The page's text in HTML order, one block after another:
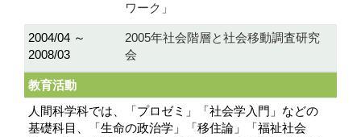
ワーク」
2004/04 ～
2008/03
2005年社会階層と社会移動調査研究
会
教育活動
人間科学科では、「プロゼミ」「社会学入門」などの
基礎科目、「生命の政治学」「移住論」「福祉社会